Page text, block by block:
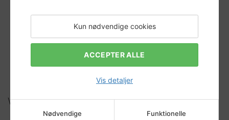
Kun nødvendige cookies
ACCEPTER ALLE
Vis detaljer
Nødvendige Funktionelle
faglighed og et udtalt kundefokus.
Hvis din virksomhed trænger til en IT-
partner, der er til at tale med, så ræk
endelig ud til mig,"lyder opfordringen
Vil du hilse på Lars?